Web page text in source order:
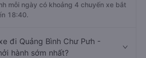
mỗi ngày có khoảng 4 chuyến xe bắt
18:40.
đi Quảng Bình Chư Pưh -
hành sớm nhất?